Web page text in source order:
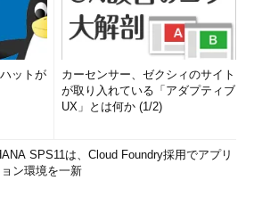
ットが
カーセンサー、ゼクシィのサイト
が取り入れている「アダプティブ
UX」とは何か (1/2)
SPS11は、Cloud Foundry採用でアプリ
ン環境を一新